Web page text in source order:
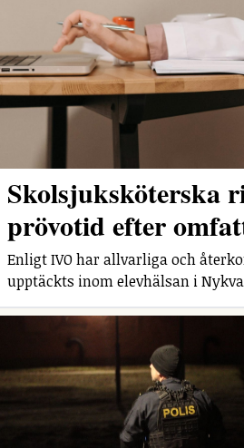
Skolsjuksköterska
prövotid efter
Enligt IVO har allvarliga och
upptäckts inom elevhälsan i